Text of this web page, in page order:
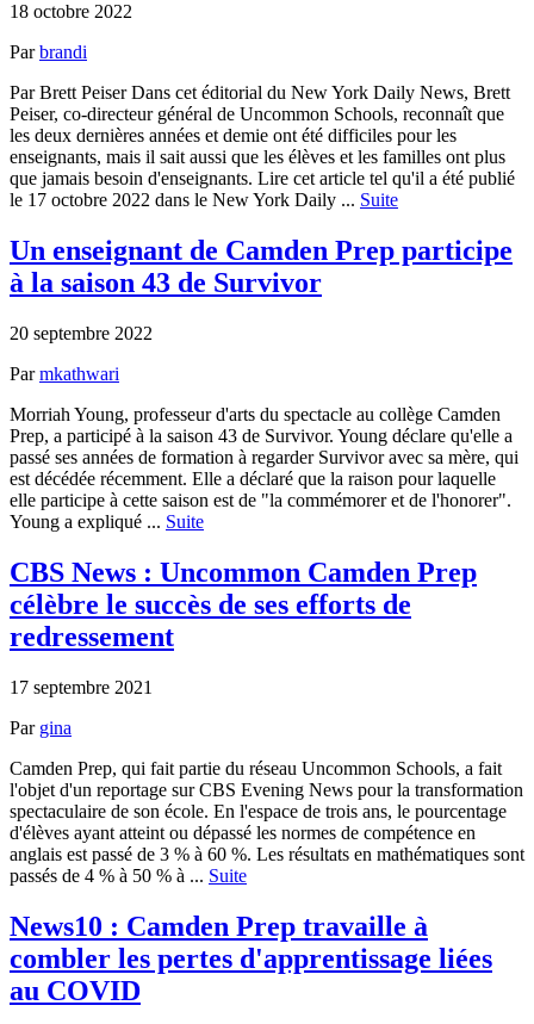
18 octobre 2022
Parbrandi
Par Brett Peiser Dans cet éditorial du New York Daily News, Brett
Peiser, co-directeur général de Uncommon Schools, reconnaît que
les deux dernières années et demie ont été difficiles pour les
enseignants, mais il sait aussi que les élèves et les familles ont plus
que jamais besoin d'enseignants. Lire cet article tel qu'il a été publié
le 17 octobre 2022 dans le New York Daily ... Suite
Un enseignant de Camden Prep participe
à la saison 43 de Survivor
20 septembre 2022
Parmkathwari
Morriah Young, professeur d'arts du spectacle au collège Camden
Prep, a participé à la saison 43 de Survivor. Young déclare qu'elle a
passé ses années de formation à regarder Survivor avec sa mère, qui
est décédée récemment. Elle a déclaré que la raison pour laquelle
elle participe à cette saison est de "la commémorer et de l'honorer".
Young a expliqué ... Suite
CBS News : Uncommon Camden Prep
célèbre le succès de ses efforts de
redressement
17 septembre 2021
Par gina
Camden Prep, qui fait partie du réseau Uncommon Schools, a fait
l'objet d'un reportage sur CBS Evening News pour la transformation
spectaculaire de son école. En l'espace de trois ans, le pourcentage
d'élèves ayant atteint ou dépassé les normes de compétence en
anglais est passé de 3 % à 60 %. Les résultats en mathématiques sont
passés de 4 % à 50 % à ... Suite
News10 : Camden Prep travaille à
combler les pertes d'apprentissage liées
au COVID